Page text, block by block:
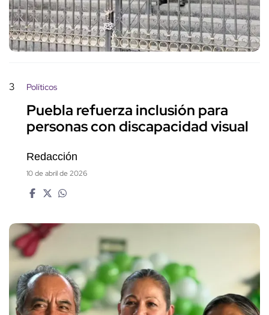
3 Políticos
Puebla refuerza inclusión para
personas con discapacidad visual
Redacción
10 de abril de 2026